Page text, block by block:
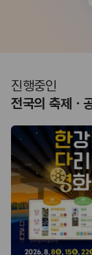
진행중인
전국의 축제ㆍ